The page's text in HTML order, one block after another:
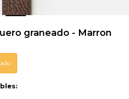
graneado - Marron